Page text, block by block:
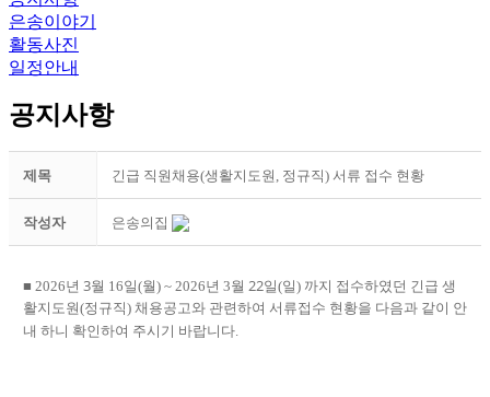
은송이야기
활동사진
일정안내
공지사항
제목 긴급 직원채용(생활지도원, 정규직) 서류 접수 현황
작성자 은송의집
■ 2026년 3월 16일(월) ~ 2026년 3월 22일(일) 까지 접수하였던 긴급 생
활지도원(정규직) 채용공고와 관련하여 서류접수 현황을 다음과 같이 안
내 하니 확인하여 주시기 바랍니다